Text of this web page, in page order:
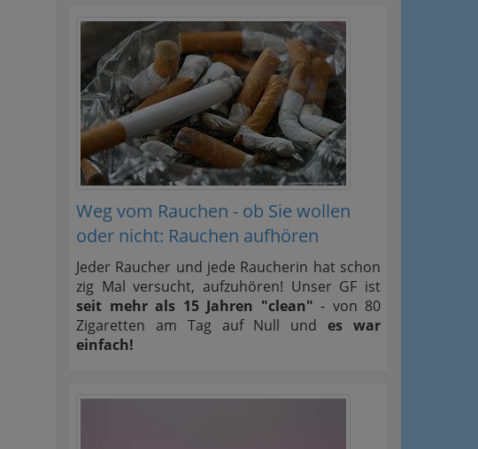
Weg vom Rauchen - ob Sie wollen
oder nicht: Rauchen aufhören
Jeder Raucher und jede Raucherin hat schon
zig Mal versucht, aufzuhören! Unser GF ist
seit mehr als 15 Jahren "clean" - von 80
Zigaretten am Tag auf Null undes war
einfach!